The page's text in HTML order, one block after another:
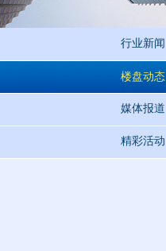
行业新闻
楼盘动态
媒体报道
精彩活动